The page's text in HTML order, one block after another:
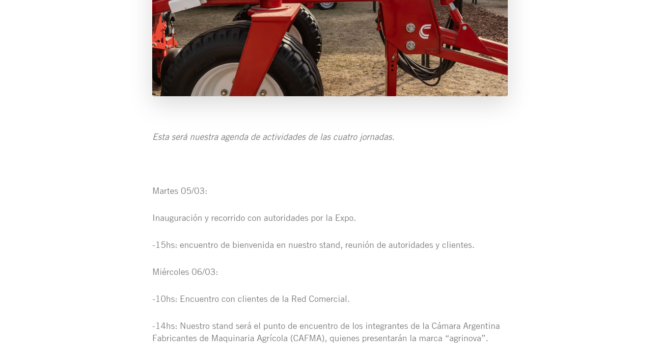
Esta será nuestra agenda de actividades de las cuatro jornadas.
Martes 05/03:
Inauguración y recorrido con autoridades por la Expo.
-15hs: encuentro de bienvenida en nuestro stand, reunión de autoridades y clientes.
Miércoles 06/03:
-10hs: Encuentro con clientes de la Red Comercial.
-14hs: Nuestro stand será el punto de encuentro de los integrantes de la Cámara Argentina
Fabricantes de Maquinaria Agrícola (CAFMA), quienes presentarán la marca “agrinova”.